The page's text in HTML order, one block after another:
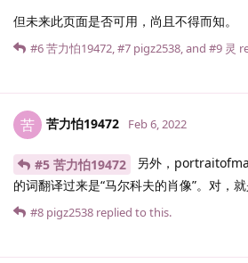
但未来此页面是否可用，尚且不得而知。
#6苦力怕19472,#7 pigz2538, and #9 灵
苦 苦力怕19472 Feb 6, 2022
#5 苦力怕19472
另外，
的词翻译过来是“马尔科夫的肖像”。对，
#8 pigz2538 replied to this.